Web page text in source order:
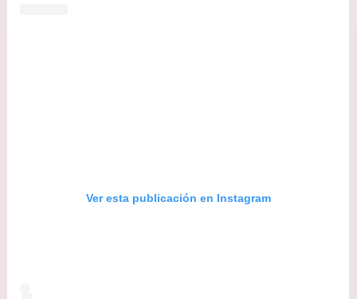
Ver esta publicación en Instagram